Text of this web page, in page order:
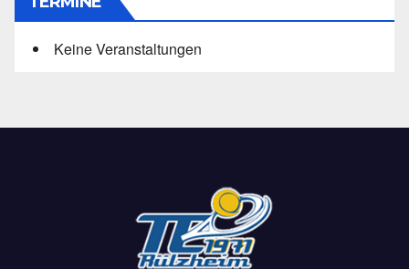
Keine Veranstaltungen